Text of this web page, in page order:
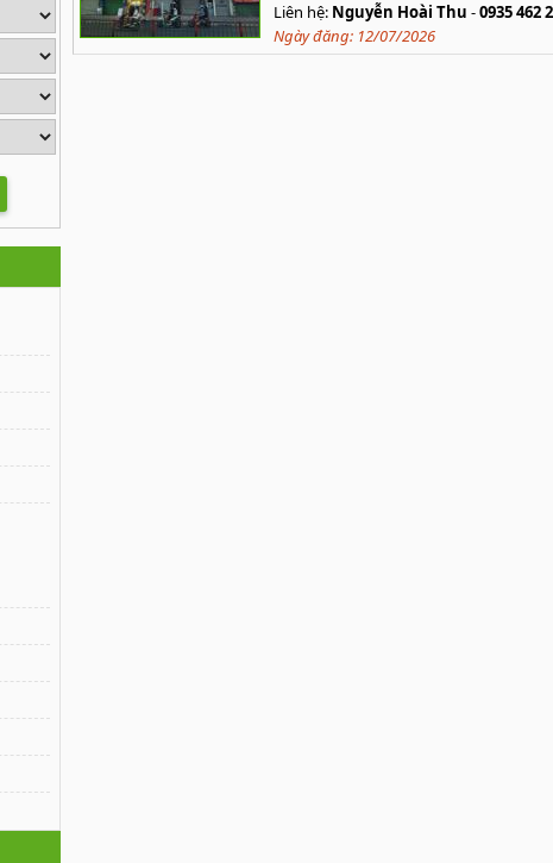
Liên hệ: Nguyễn Hoài Thu -0935 462
Ngày đăng: 12/07/2026